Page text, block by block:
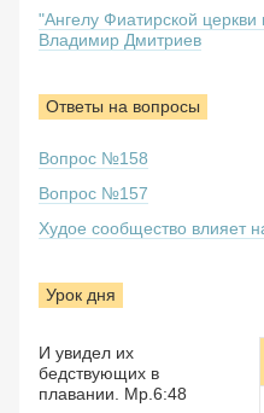
"Ангелу Фиатирской
Владимир Дмитриев
Ответы на вопросы
Вопрос №158
Вопрос №157
Худое сообщество влияет
Урок дня
И увидел их
бедствующих в
плавании. Мр.6:48